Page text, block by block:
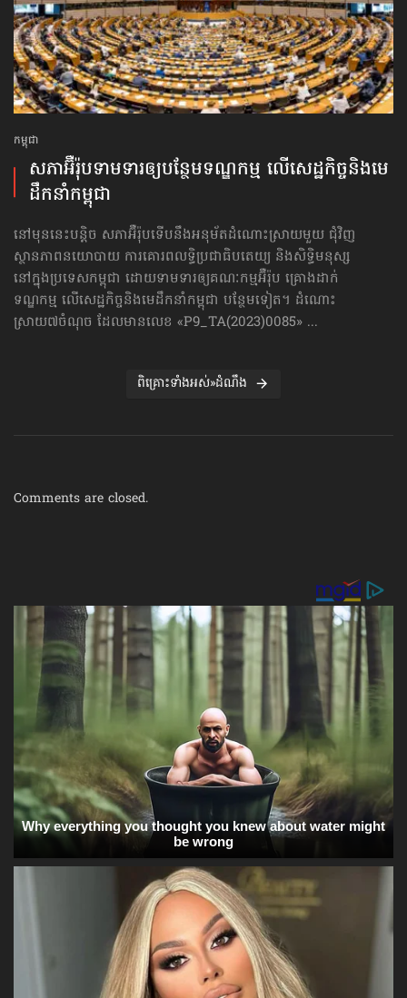
កម្ពុជា
សភាអ៊ឺរ៉ុបទាមទារ​ឲ្យបន្ថែម​ទណ្ឌកម្ម លើសេដ្ឋកិច្ច​និងមេ
ដឹកនាំកម្ពុជា
នៅមុននេះបន្តិច សភាអ៊ឺរ៉ុបទើបនឹងអនុម័តដំណោះស្រាយមួយ ជុំវិញ
ស្ថានភាពនយោបាយ ការគោរព​លទ្ធិ​ប្រជាធិបតេយ្យ និងសិទ្ធិមនុស្ស
នៅក្នុងប្រទេសកម្ពុជា ដោយទាមទារឲ្យគណៈកម្មអ៊ឺរ៉ុប គ្រោងដាក់​
ទណ្ឌកម្ម លើសេដ្ឋកិច្ច​និងមេដឹកនាំកម្ពុជា បន្ថែមទៀត។ ដំណោះ
ស្រាយ៧ចំណុច ដែលមានលេខ «P9_TA(2023)0085» ...
ពិគ្រោះទាំងអស់»ដំណឹង
Comments are closed.